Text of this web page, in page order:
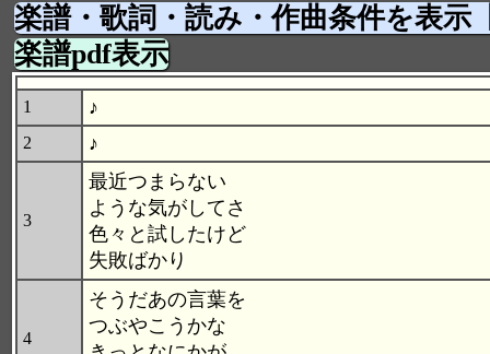
楽譜・歌詞・読み・作曲条件を表示
楽譜pdf表示
1 ♪
2 ♪
3
最近つまらない
ような気がしてさ
色々と試したけど
失敗ばかり
4
そうだあの言葉を
つぶやこうかな